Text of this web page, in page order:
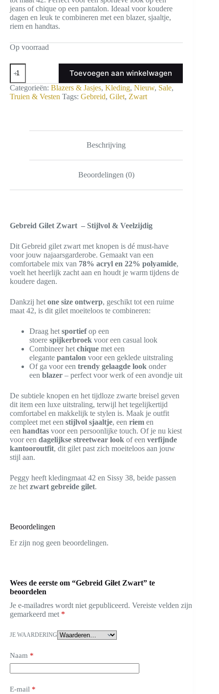
jeans of chique op een pantalon. Ideaal voor koudere
dagen en leuk te combineren met een blazer, sjaaltje,
riem en handtas.
Op voorraad
Gebreid
Gilet
Zwart
aantal
Toevoegen aan winkelwagen
Categorieën: Blazers & Jasjes, Kleding, Nieuw, Sale,
Truien & Vesten Tags: Gebreid, Gilet, Zwart
Beschrijving
Beoordelingen (0)
Gebreid Gilet Zwart – Stijlvol & Veelzijdig
Dit Gebreid gilet zwart met knopen is dé must-have
voor jouw najaarsgarderobe. Gemaakt van een
comfortabele mix van 78% acryl en 22% polyamide,
voelt het heerlijk zacht aan en houdt je warm tijdens de
koudere dagen.
Dankzij het one size ontwerp, geschikt tot een ruime
maat 42, is dit gilet moeiteloos te combineren:
Draag het sportiefop een
stoere spijkerbroek voor een casual look
Combineer het chique met een
elegante pantalon voor een geklede uitstraling
Of ga voor een trendy gelaagde look onder
een blazer – perfect voor werk of een avondje uit
De subtiele knopen en het tijdloze zwarte breisel geven
dit item een luxe uitstraling, terwijl het tegelijkertijd
comfortabel en makkelijk te stylen is. Maak je outfit
compleet met een stijlvol sjaaltje, een riem en
een handtas voor een persoonlijke touch. Of je nu kiest
voor een dagelijkse streetwear look of een verfijnde
kantooroutfit, dit gilet past zich moeiteloos aan jouw
stijl aan.
Peggy heeft kledingmaat 42 en Sissy 38, beide passen
ze het zwart gebreide gilet.
Beoordelingen
Er zijn nog geen beoordelingen.
Wees de eerste om “Gebreid Gilet Zwart” te
beoordelen
Je e-mailadres wordt niet gepubliceerd. Vereiste velden zijn
gemarkeerd met *
JE WAARDERING
Naam *
E-mail *